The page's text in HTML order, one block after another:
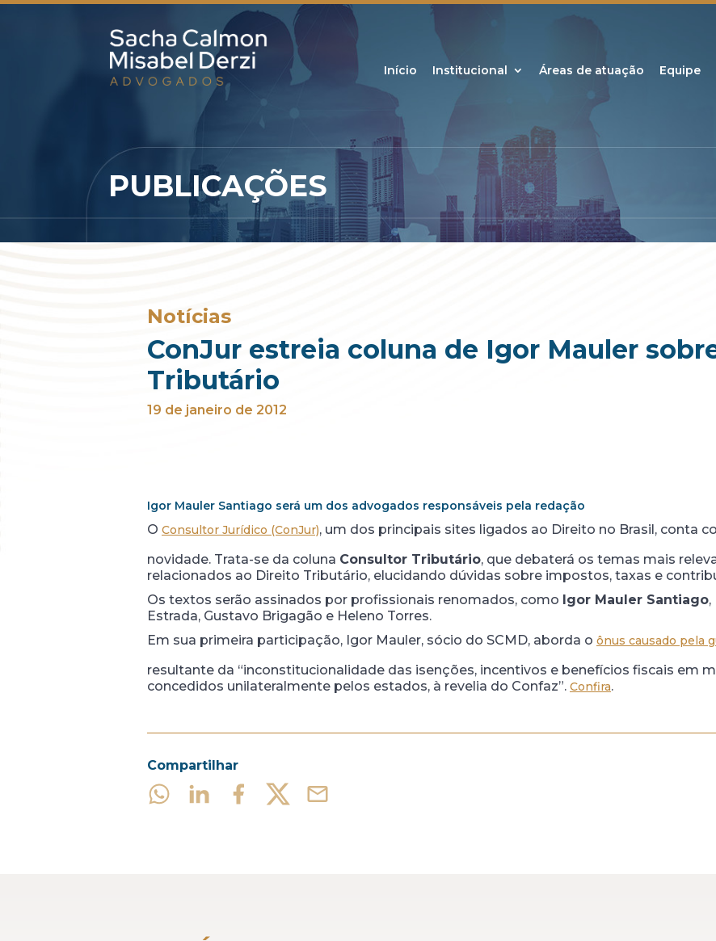
Início Institucional Áreas de atuação Equipe
PUBLICAÇÕES
Notícias
ConJur estreia coluna de Igor Mauler
Tributário
19 de janeiro de 2012
Igor Mauler Santiago será um dos advogados responsáveis pela redação
O Consultor Jurídico (ConJur), um dos principais sites ligados ao Direito no Brasil, conta
novidade. Trata-se da coluna Consultor Tributário, que debaterá os temas mais
relacionados ao Direito Tributário, elucidando dúvidas sobre impostos, taxas e
Os textos serão assinados por profissionais renomados, como Igor Mauler Santiago,
Estrada, Gustavo Brigagão e Heleno Torres.
Em sua primeira participação, Igor Mauler, sócio do SCMD, aborda o ônus causado pela
resultante da “inconstitucionalidade das isenções, incentivos e benefícios fiscais em
concedidos unilateralmente pelos estados, à revelia do Confaz”. Confira.
Compartilhar